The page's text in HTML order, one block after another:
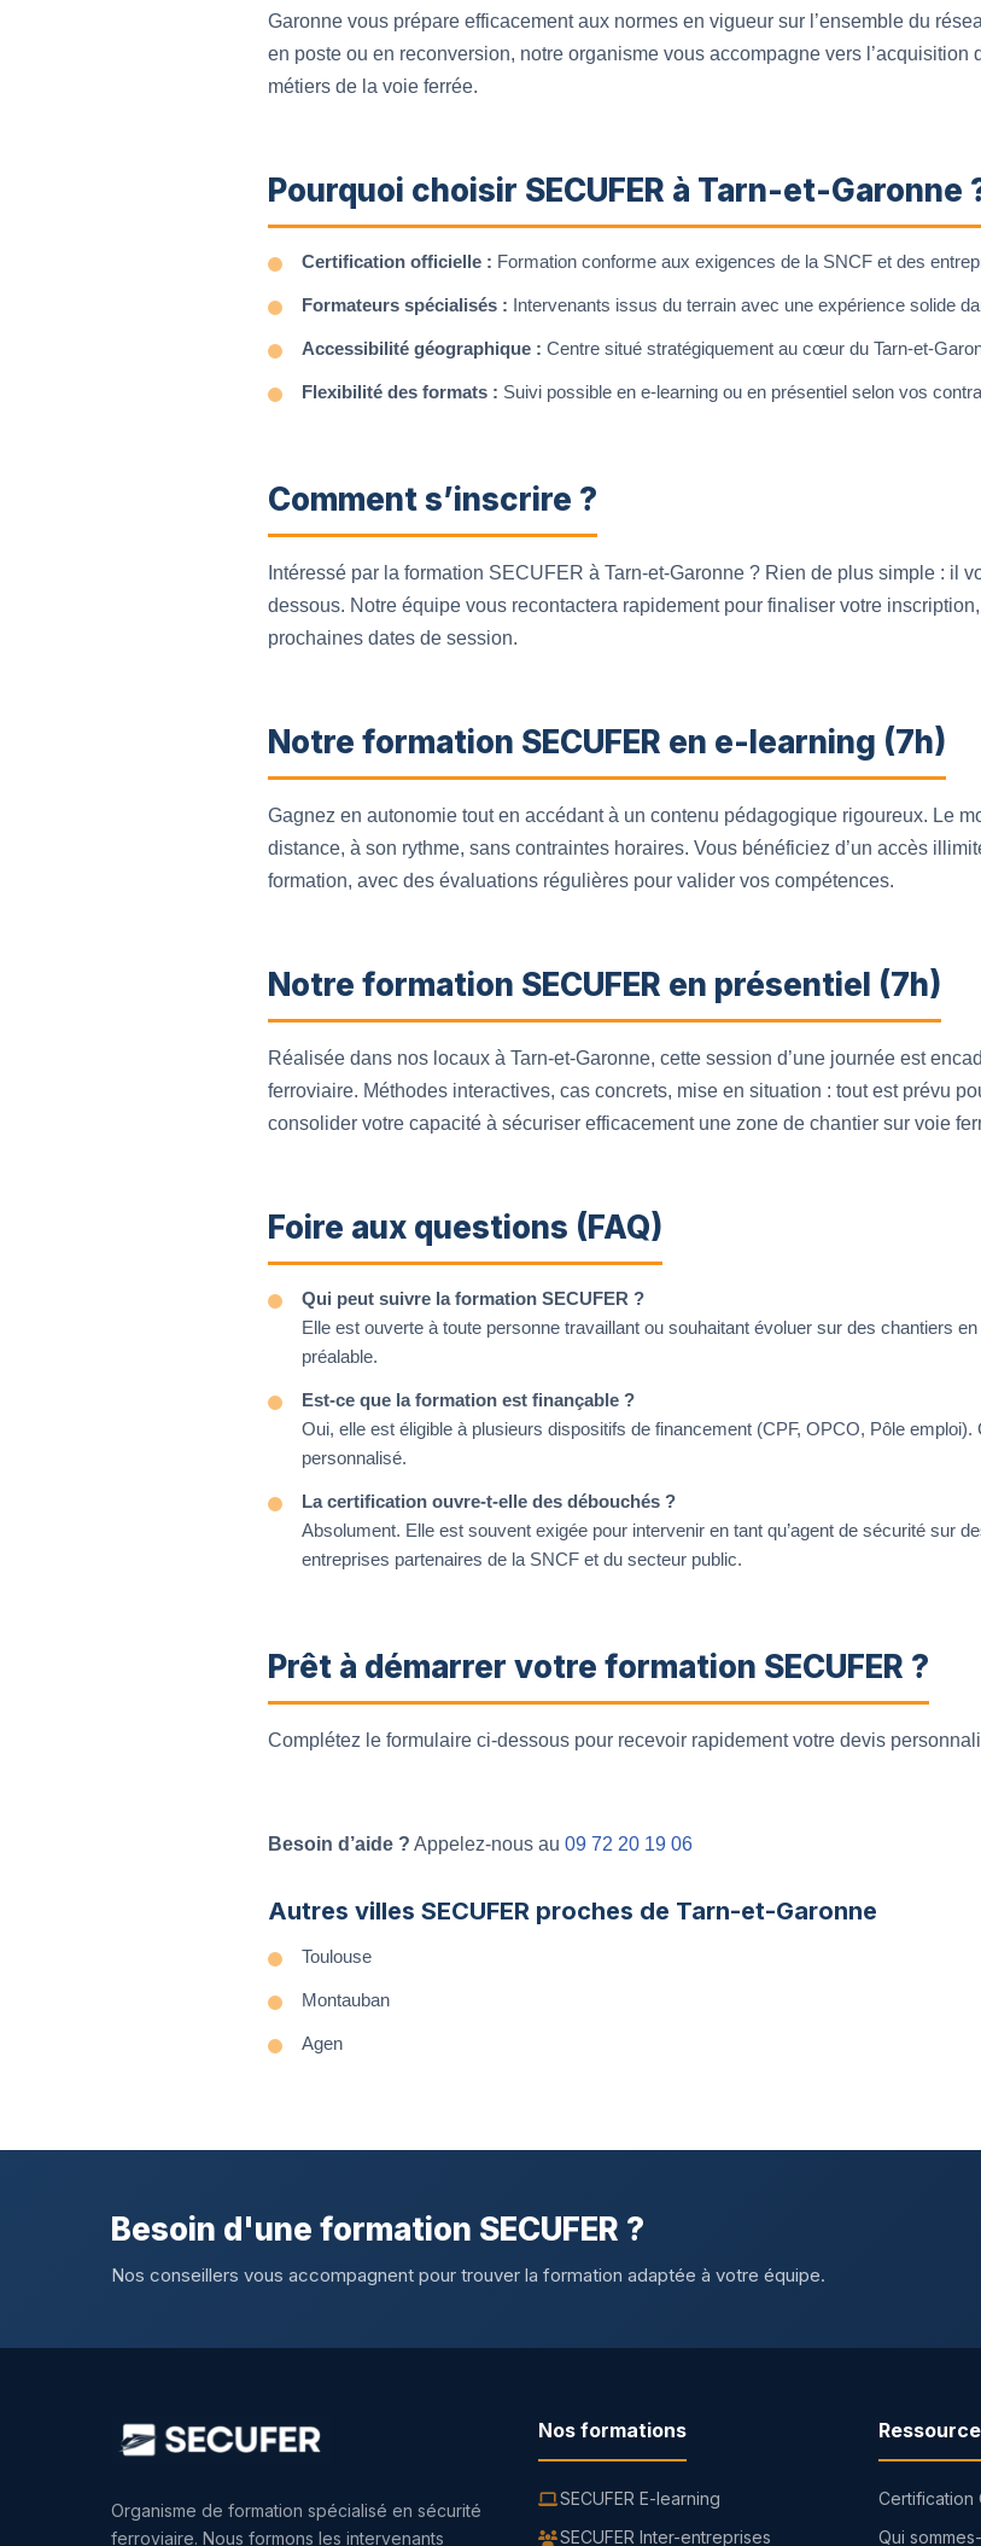
Garonne vous prépare efficacement aux normes en vigueur sur l’ensemble du
en poste ou en reconversion, notre organisme vous accompagne vers
métiers de la voie ferrée.
Pourquoi choisir SECUFER à Tarn-et-Garonne
Certification officielle : Formation conforme aux exigences de la SNCF et des
Formateurs spécialisés : Intervenants issus du terrain avec une expérience solide
Accessibilité géographique : Centre situé stratégiquement au cœur du Tarn-et-
Flexibilité des formats : Suivi possible en e-learning ou en présentiel selon vos
Comment s’inscrire ?
Intéressé par la formation SECUFER à Tarn-et-Garonne ? Rien de plus simple : il
dessous. Notre équipe vous recontactera rapidement pour finaliser votre
prochaines dates de session.
Notre formation SECUFER en e-learning (7h)
Gagnez en autonomie tout en accédant à un contenu pédagogique rigoureux. Le
distance, à son rythme, sans contraintes horaires. Vous bénéficiez d’un accès
formation, avec des évaluations régulières pour valider vos compétences.
Notre formation SECUFER en présentiel (7h)
Réalisée dans nos locaux à Tarn-et-Garonne, cette session d’une journée est
ferroviaire. Méthodes interactives, cas concrets, mise en situation : tout est prévu
consolider votre capacité à sécuriser efficacement une zone de chantier sur voie
Foire aux questions (FAQ)
Qui peut suivre la formation SECUFER ?
Elle est ouverte à toute personne travaillant ou souhaitant évoluer sur des chantiers
préalable.
Est-ce que la formation est finançable ?
Oui, elle est éligible à plusieurs dispositifs de financement (CPF, OPCO, Pôle
personnalisé.
La certification ouvre-t-elle des débouchés ?
Absolument. Elle est souvent exigée pour intervenir en tant qu’agent de sécurité sur
entreprises partenaires de la SNCF et du secteur public.
Prêt à démarrer votre formation SECUFER ?
Complétez le formulaire ci-dessous pour recevoir rapidement votre devis
Besoin d’aide ? Appelez-nous au 09 72 20 19 06
Autres villes SECUFER proches de Tarn-et-Garonne
Toulouse
Montauban
Agen
Besoin d'une formation SECUFER ?
Nos conseillers vous accompagnent pour trouver la formation adaptée à votre équipe.
Organisme de formation spécialisé en sécurité
ferroviaire. Nous formons les intervenants
Nos formations
SECUFER E-learning
SECUFER Inter-entreprises
Certification
Qui